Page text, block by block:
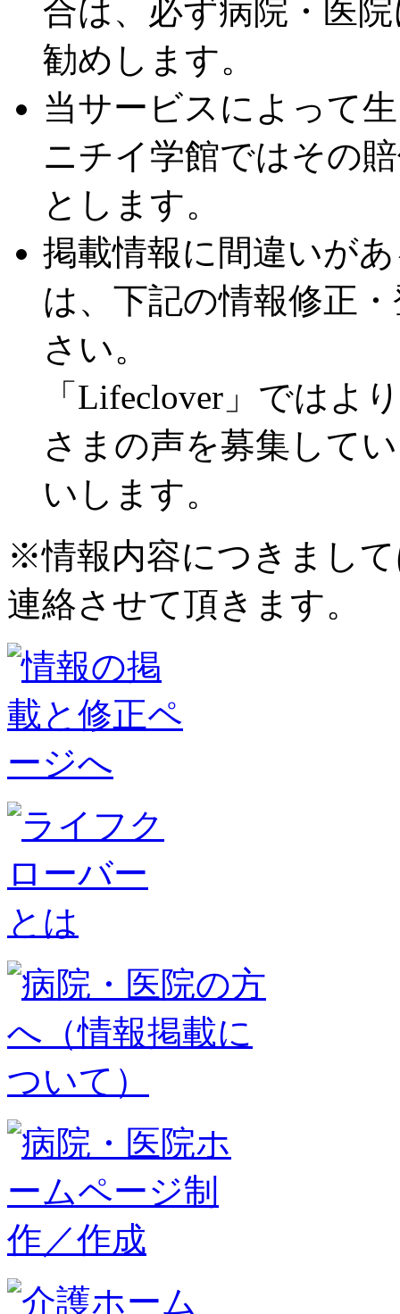
合は、必ず病院・医
勧めします。
当サービスによって
ニチイ学館ではその
とします。
掲載情報に間違いが
は、下記の情報修正
さい。
「Lifeclover」ではよ
さまの声を募集して
いします。
※情報内容につきまし
連絡させて頂きます。